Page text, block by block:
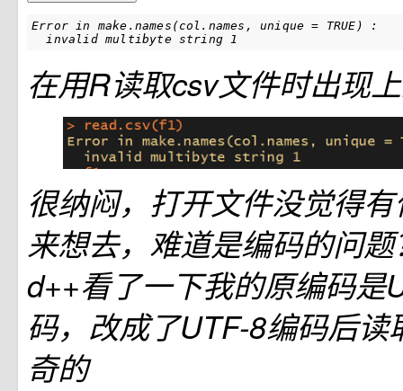
Error in make.names(col.names, unique = TRUE) :
  invalid multibyte string 1
在用R读取csv文件时出现
很纳闷，打开文件没觉得
来想去，难道是编码的问
d++看了一下我的原编码是
码，改成了UTF-8编码后读
奇的